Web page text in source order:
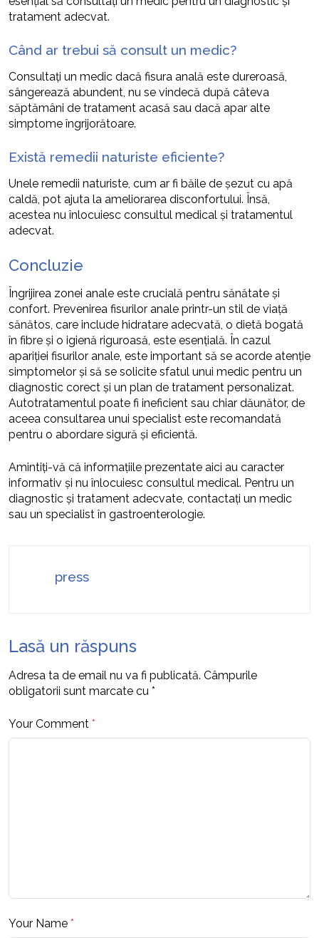
tratament adecvat.
Când ar trebui să consult un medic?
Consultați un medic dacă fisura anală este dureroasă,
sângerează abundent, nu se vindecă după câteva
săptămâni de tratament acasă sau dacă apar alte
simptome îngrijorătoare.
Există remedii naturiste eficiente?
Unele remedii naturiste, cum ar fi băile de șezut cu apă
caldă, pot ajuta la ameliorarea disconfortului. Însă,
acestea nu înlocuiesc consultul medical și tratamentul
adecvat.
Concluzie
Îngrijirea zonei anale este crucială pentru sănătate și
confort. Prevenirea fisurilor anale printr-un stil de viață
sănătos, care include hidratare adecvată, o dietă bogată
în fibre și o igienă riguroasă, este esențială. În cazul
apariției fisurilor anale, este important să se acorde atenție
simptomelor și să se solicite sfatul unui medic pentru un
diagnostic corect și un plan de tratament personalizat.
Autotratamentul poate fi ineficient sau chiar dăunător, de
aceea consultarea unui specialist este recomandată
pentru o abordare sigură și eficientă.
Amintiți-vă că informațiile prezentate aici au caracter
informativ și nu înlocuiesc consultul medical. Pentru un
diagnostic și tratament adecvate, contactați un medic
sau un specialist în gastroenterologie.
press
Lasă un răspuns
Adresa ta de email nu va fi publicată. Câmpurile
obligatorii sunt marcate cu *
Your Comment *
Your Name *